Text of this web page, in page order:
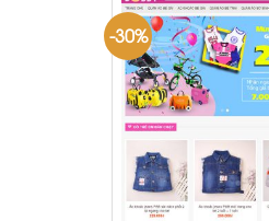
-30%